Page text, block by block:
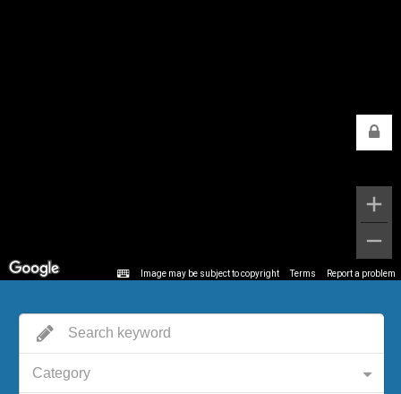
Image may be subject to copyright Terms Report a problem
Category